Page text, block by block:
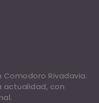
Rivadavia.
actualidad, con